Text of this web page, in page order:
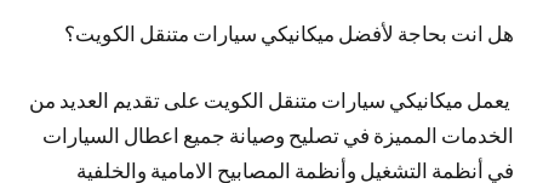
هل انت بحاجة لأفضل ميكانيكي سيارات متنقل الكويت؟
يعمل ميكانيكي سيارات متنقل الكويت على تقديم العديد من
الخدمات المميزة في تصليح وصيانة جميع اعطال السيارات
في أنظمة التشغيل وأنظمة المصابيح الامامية والخلفية